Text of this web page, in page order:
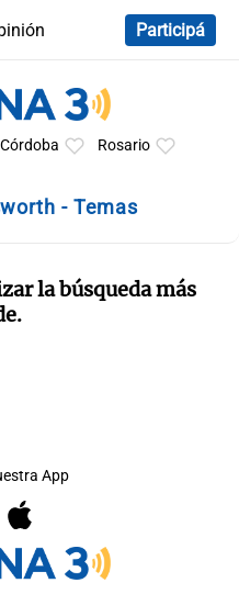
Participá
Córdoba Rosario
- Temas
la búsqueda más
App